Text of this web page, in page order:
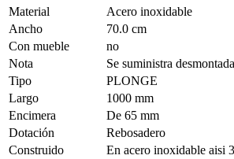
Material
Acero inoxidable
Ancho
70.0 cm
Con mueble
no
Nota
Se suministra desmontada
Tipo
PLONGE
Largo
1000 mm
Encimera
De 65 mm
Dotación
Rebosadero
Construido
En acero inoxidable aisi